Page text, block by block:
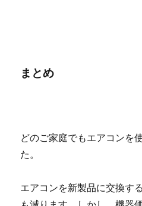
まとめ
どのご家庭でもエアコンを
た。
エアコンを新製品に交換す